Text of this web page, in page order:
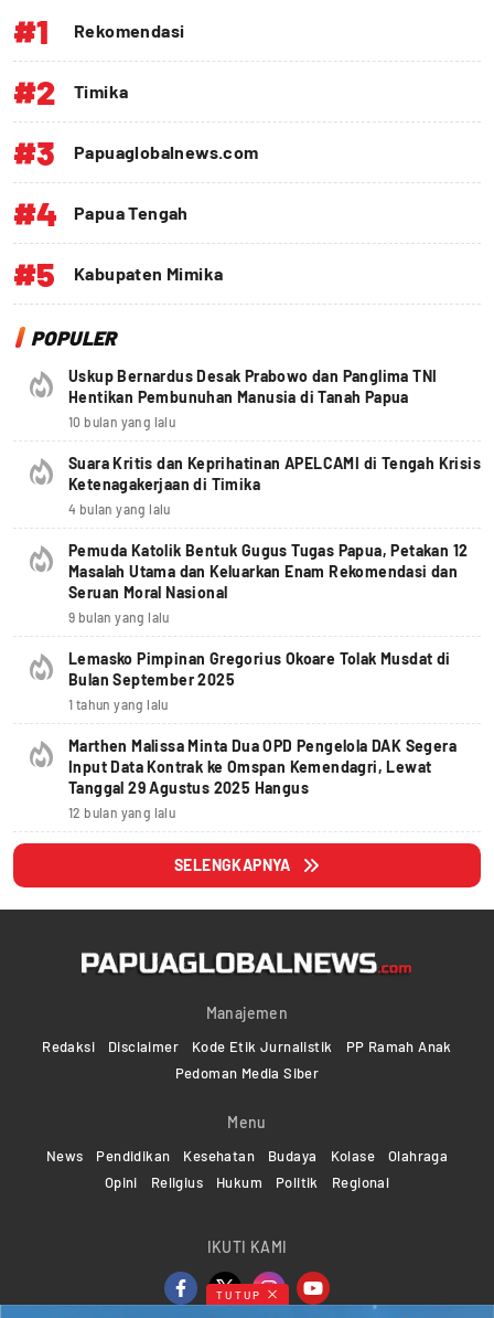
#1 Rekomendasi
#2 Timika
#3 Papuaglobalnews.com
#4 Papua Tengah
#5 Kabupaten Mimika
POPULER
Uskup Bernardus Desak Prabowo dan Panglima TNI
Hentikan Pembunuhan Manusia di Tanah Papua
10 bulan yang lalu
Suara Kritis dan Keprihatinan APELCAMI di Tengah Krisis
Ketenagakerjaan di Timika
4 bulan yang lalu
Pemuda Katolik Bentuk Gugus Tugas Papua, Petakan 12
Masalah Utama dan Keluarkan Enam Rekomendasi dan
Seruan Moral Nasional
9 bulan yang lalu
Lemasko Pimpinan Gregorius Okoare Tolak Musdat di
Bulan September 2025
1 tahun yang lalu
Marthen Malissa Minta Dua OPD Pengelola DAK Segera
Input Data Kontrak ke Omspan Kemendagri, Lewat
Tanggal 29 Agustus 2025 Hangus
12 bulan yang lalu
SELENGKAPNYA
Manajemen
Redaksi Disclaimer Kode Etik Jurnalistik
PP Ramah Anak
Pedoman Media Siber
Menu
News Pendidikan Kesehatan Budaya Kolase
Olahraga
Opini
Religius Hukum Politik Regional
IKUTI KAMI
TUTUP